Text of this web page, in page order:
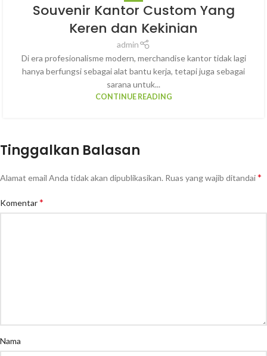
Souvenir Kantor Custom Yang
Keren dan Kekinian
admin
Di era profesionalisme modern, merchandise kantor tidak lagi
hanya berfungsi sebagai alat bantu kerja, tetapi juga sebagai
sarana untuk...
CONTINUE READING
Tinggalkan Balasan
Alamat email Anda tidak akan dipublikasikan. Ruas yang wajib ditandai*
Komentar*
Nama